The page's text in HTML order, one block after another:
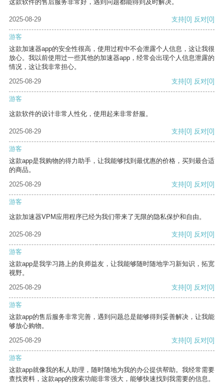
这款软件的售后服务非常好，遇到问题都能得到及时解决。
2025-08-29 支持[0] 反对[0]
游客
这款加速器app的安全性很高，使用过程中不会泄露个人信息，这让我很
放心。我以前使用过一些其他的加速器app，经常会出现个人信息泄露的
情况，这让我非常担心。
2025-08-29
支持[0] 反对[0]
游客
这款软件的设计非常人性化，使用起来非常舒服。
2025-08-29 支持[0] 反对[0]
游客
这款app是我购物的得力助手，让我能够找到最优惠的价格，买到最合适
的商品。
2025-08-29
支持[0] 反对[0]
游客
这款加速器VPM应用程序已经为我们带来了无限的隐私保护和自由。
2025-08-29 支持[0] 反对[0]
游客
这款app是我学习路上的良师益友，让我能够随时随地学习新知识，拓宽
视野。
2025-08-29
支持[0] 反对[0]
游客
这款app的售后服务非常完善，遇到问题总是能够得到妥善解决，让我能
够放心购物。
2025-08-29
支持[0] 反对[0]
游客
这款app就像我的私人助理，随时随地为我的办公提供帮助。我经常需要
查找资料，这款app的搜索功能非常强大，能够快速找到我需要的信息。